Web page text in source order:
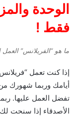
الوحدة
فقط !
ما هو “الفريلانس” العمل
إذا كنت تعمل
أيامك وربما شهورك
تفضل العمل عليها.
الأصدقاء إذا سنحت